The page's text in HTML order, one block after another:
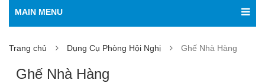
MAIN MENU
Trang chủ Dụng Cụ Phòng Hội Nghị Ghế Nhà Hàng
Ghế Nhà Hàng